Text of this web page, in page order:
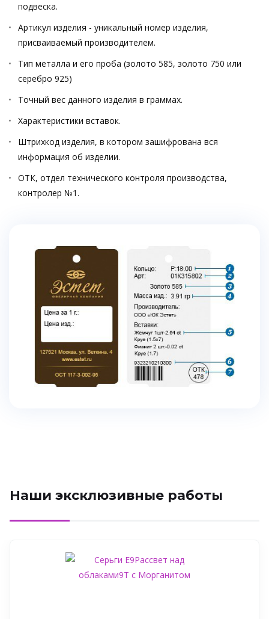
подвеска.
Артикул изделия - уникальный номер изделия,
присваиваемый производителем.
Тип металла и его проба (золото 585, золото 750 или
серебро 925)
Точный вес данного изделия в граммах.
Характеристики вставок.
Штрихкод изделия, в котором зашифрована вся
информация об изделии.
ОТК, отдел технического контроля производства,
контролер №1.
Наши эксклюзивные работы